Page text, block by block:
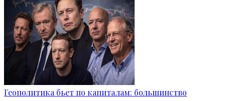
Геополитика бьет по капиталам: большинство